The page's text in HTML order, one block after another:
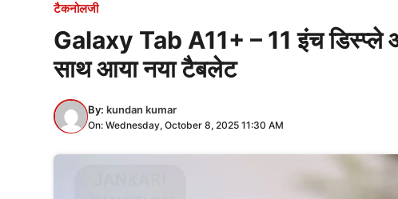
टैकनोलजी
Galaxy Tab A11+ – 11 इंच
साथ आया नया टैबलेट
By: kundan kumar
On: Wednesday, October 8, 2025 11:30 AM